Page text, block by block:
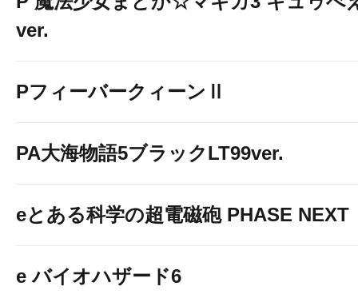
ver.
PフィーバークィーンⅡ
PA大海物語5ブラックLT99ver.
eとある科学の超電磁砲 PHASE NEXT
e バイオハザード6